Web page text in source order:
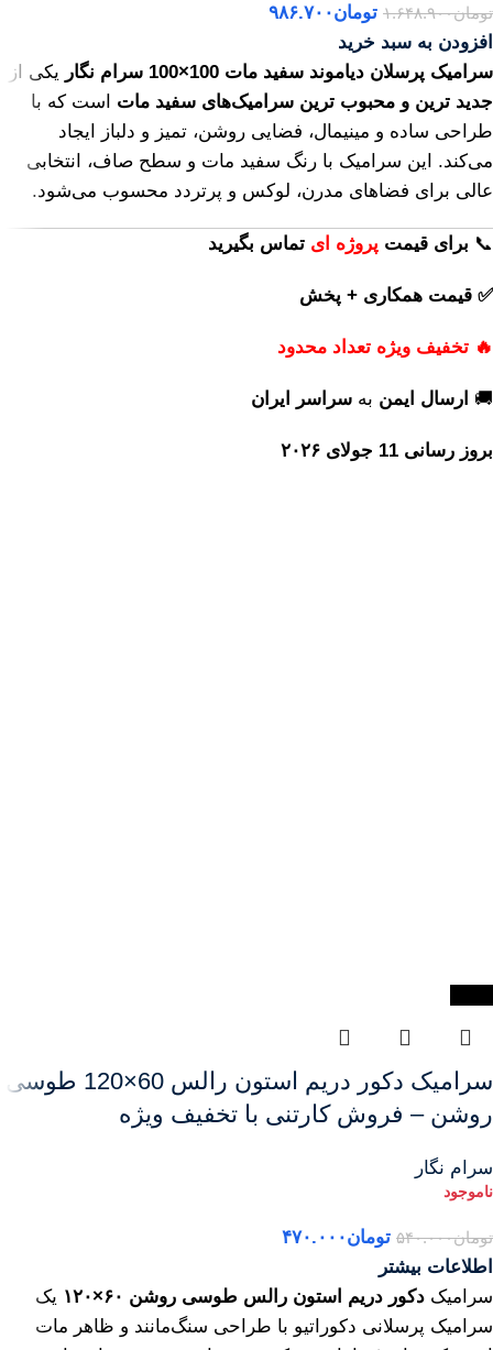
تومان۱.۶۴۸.۹۰۰ تومان۹۸۶.۷۰۰
افزودن به سبد خرید
سرامیک پرسلان دیاموند سفید مات 100×100 سرام نگار
یکی از
جدید ترین و محبوب ترین سرامیک‌های سفید مات است که با
طراحی ساده و مینیمال، فضایی روشن، تمیز و دلباز ایجاد
می‌کند. این سرامیک با رنگ سفید مات و سطح صاف، انتخابی
عالی برای فضاهای مدرن، لوکس و پرتردد محسوب می‌شود.
📞 برای قیمت پروژه ای تماس بگیرید
✅ قیمت همکاری + پخش
🔥 تخفیف ویژه تعداد محدود
🚚 ارسال ایمن به سراسر ایران
بروز رسانی 11 جولای ۲۰۲۶
سرامیک دکور دریم استون رالس 60×120 طوسی
روشن – فروش کارتنی با تخفیف ویژه
سرام نگار
تومان۵۴۰.۰۰۰ تومان۴۷۰.۰۰۰
اطلاعات بیشتر
سرامیک دکور دریم استون رالس طوسی روشن ۶۰×۱۲۰
یک
سرامیک پرسلانی دکوراتیو با طراحی سنگ‌مانند و ظاهر مات